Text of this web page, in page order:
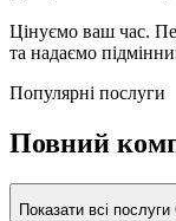
Цінуємо ваш час.
та надаємо
Популярні послуги
Повний
Показати всі